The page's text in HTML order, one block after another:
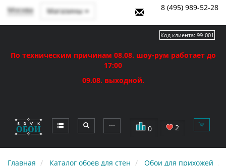
Москва Магазины 8 (495) 989-52-28
По техническим причинам 08.08. шоу-рум работает до
17:00
09.08. выходной.
⋯ 0 2
Код клиента: 99-001
Главная Каталог обоев для стен Обои для прихожей